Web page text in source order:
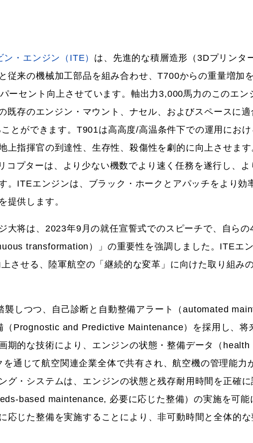
・エンジン（ITE） は、先進的な積層造形（3Dプリンタ
従来の機械加工部品を組み合わせ、T700からの重量増加
ーセント向上させています。軸出力3,000馬力のこのエン
既存のエンジン・マウント、ナセル、およびスペースに
とができます。T901は高高度/高温条件下での運用におけ
上指揮官の到達性、生存性、殺傷性を劇的に向上させま
コプターは、より少ない機数でより速く任務を遂行し、
。ITEエンジンは、ブラック・ホークとアパッチをより効
提供します。
大将は、2023年9月の就任宣誓式でのスピーチで、自らの
transformation）」の重要性を強調しました。ITEエ
させる、陸軍航空の「継続的な変革」に向けた取り組み
しつつ、自己診断と自動整備アラート（automated
Prognostic and Predictive Maintenance）を採用し、将
期的な技術により、エンジンの状態・整備データ（health
通じて航空関連企業全体で共有され、航空機の管理能力
グ・システムは、エンジンの状態と残存耐用時間を正確
based maintenance, 必要に応じた整備）の実施を可能
応じた整備を実施することにより、非可動時間と全体的